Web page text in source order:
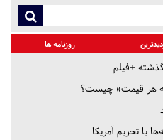
روزنامه ها
به هر قیمت» چیست؟
یا تحریم‌ آمریکا